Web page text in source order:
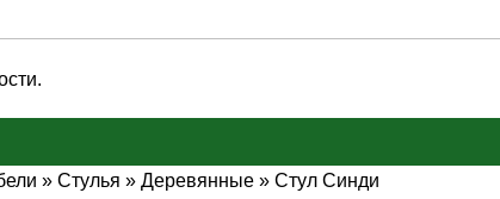
» Стулья » Деревянные » Стул Синди